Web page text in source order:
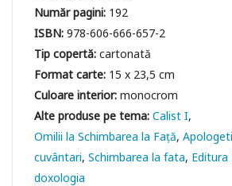
Număr pagini: 192
ISBN:978-606-666-657-2
Tip copertă:cartonată
Format carte: 15 x 23,5 cm
Culoare interior:monocrom
Calist I
Omilii la Schimbarea la Față
cuvântari Schimbarea la fata
doxologia